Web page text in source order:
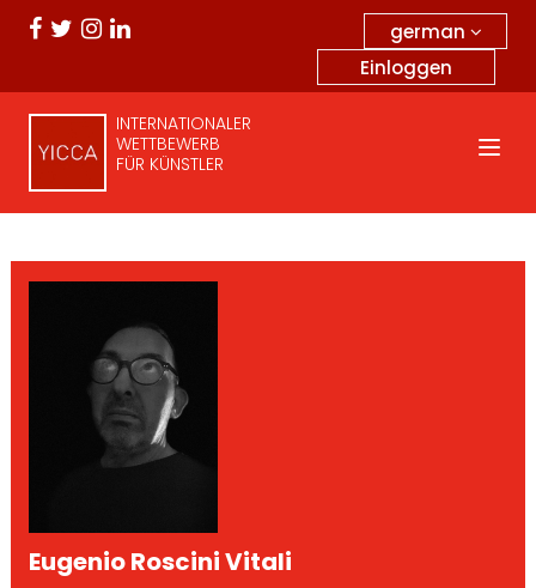
german
Einloggen
INTERNATIONALER
WETTBEWERB
FÜR KÜNSTLER
Eugenio Roscini Vitali